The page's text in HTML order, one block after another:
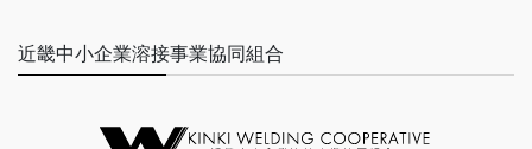
近畿中小企業溶接事業協同組合